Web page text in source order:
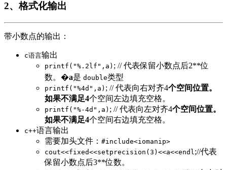
2、格式化输出
带小数点的输出：
c语言输出
printf("%.2lf",a) ; // 代表保留小数点后2**位
数。�a是 double类型
printf("%4d",a) ; // 代表向右对齐4个空间位置。
如果不满足4个空间左边填充空格。
printf("%-4d",a) ; // 代表向左对齐4个空间位置。
如果不满足4个空间右边填充空格。
c++语言输出
需要加头文件： #include<iomanip>
cout<<fixed<<setprecision(3)<<a<<endl;//代表
保留小数点后3**位数。